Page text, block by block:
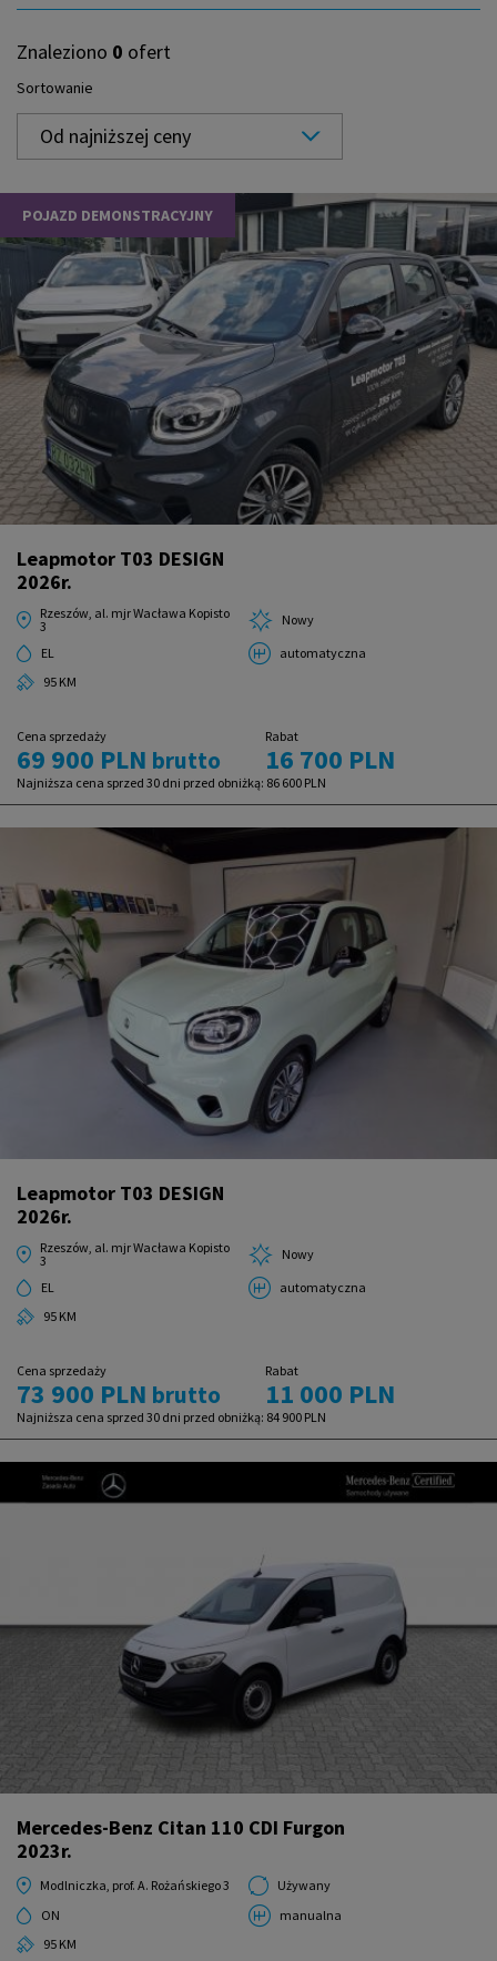
Znaleziono 0 ofert
Sortowanie
Od najniższej ceny
POJAZD DEMONSTRACYJNY
Leapmotor T03 DESIGN
2026r.
Rzeszów, al. mjr Wacława Kopisto
3
Nowy
EL
automatyczna
95 KM
Cena sprzedaży
69 900 PLN brutto
Rabat
16 700 PLN
Najniższa cena sprzed 30 dni przed obniżką: 86 600 PLN
Leapmotor T03 DESIGN
2026r.
Rzeszów, al. mjr Wacława Kopisto
3
Nowy
EL
automatyczna
95 KM
Cena sprzedaży
73 900 PLN brutto
Rabat
11 000 PLN
Najniższa cena sprzed 30 dni przed obniżką: 84 900 PLN
Mercedes-Benz Citan 110 CDI Furgon
2023r.
Modlniczka, prof. A. Rożańskiego 3
Używany
ON
manualna
95 KM